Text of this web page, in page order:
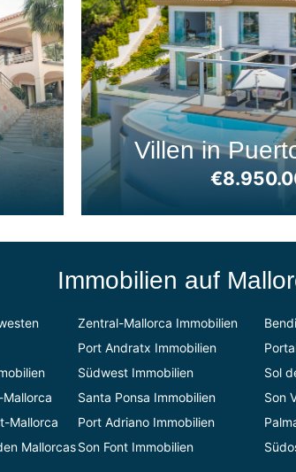
Villen in
Immobilien auf
Mallorca
Mallorcas
Zentral-Mallorca Immobilien
Port Andratx Immobilien
Südwest Immobilien
Santa Ponsa Immobilien
Port Adriano Immobilien
Son Font Immobilien
Sol
Son